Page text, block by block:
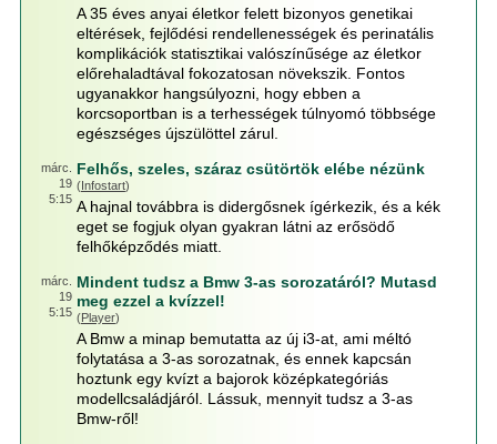
A 35 éves anyai életkor felett bizonyos genetikai
eltérések, fejlődési rendellenességek és perinatális
komplikációk statisztikai valószínűsége az életkor
előrehaladtával fokozatosan növekszik. Fontos
ugyanakkor hangsúlyozni, hogy ebben a
korcsoportban is a terhességek túlnyomó többsége
egészséges újszülöttel zárul.
márc.
19
5:15
Felhős, szeles, száraz csütörtök elébe nézünk
(Infostart)
A hajnal továbbra is didergősnek ígérkezik, és a kék
eget se fogjuk olyan gyakran látni az erősödő
felhőképződés miatt.
márc.
19
5:15
Mindent tudsz a Bmw 3-as sorozatáról? Mutasd
meg ezzel a kvízzel!
(Player)
A Bmw a minap bemutatta az új i3-at, ami méltó
folytatása a 3-as sorozatnak, és ennek kapcsán
hoztunk egy kvízt a bajorok középkategóriás
modellcsaládjáról. Lássuk, mennyit tudsz a 3-as
Bmw-ről!